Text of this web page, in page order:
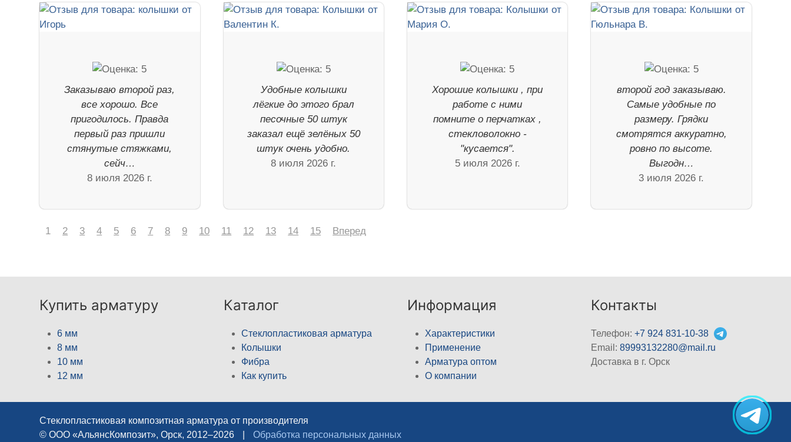
Заказываю второй раз,
все хорошо. Все
пригодилось. Правда
первый раз пришли
стянутые стяжками,
сейч…
8 июля 2026 г.
Удобные колышки
лёгкие до этого брал
песочные 50 штук
заказал ещё зелёных 50
штук очень удобно.
8 июля 2026 г.
Хорошие колышки , при
работе с ними
помните о перчатках ,
стекловолокно -
"кусается".
5 июля 2026 г.
второй год заказываю.
Самые удобные по
размеру. Грядки
смотрятся аккуратно,
ровно по высоте.
Выгодн…
3 июля 2026 г.
1 2 3 4 5 6 7 8 9 10 11 12 13 14 15 Вперед
Купить арматуру
6 мм
8 мм
10 мм
12 мм
Каталог
Стеклопластиковая арматура
Колышки
Фибра
Как купить
Информация
Характеристики
Применение
Арматура оптом
О компании
Контакты
Телефон:+7 924 831-10-38
Email:89993132280@mail.ru
Доставка в г. Орск
Стеклопластиковая композитная арматура от производителя
© ООО «АльянсКомпозит», Орск, 2012–2026
Обработка персональных данных